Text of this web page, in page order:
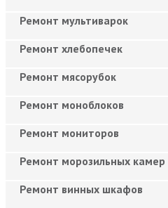
Ремонт мультиварок
Ремонт хлебопечек
Ремонт мясорубок
Ремонт моноблоков
Ремонт мониторов
Ремонт морозильных камер
Ремонт винных шкафов